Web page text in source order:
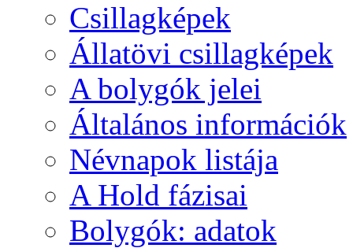
Csil­lag­ké­pek
Ál­lat­övi csil­lag­ké­pek
A boly­gók je­lei
Ál­ta­lá­nos in­for­má­ci­ók
Név­na­pok lis­tá­ja
A Hold fá­zi­sai
Boly­gók: ada­tok